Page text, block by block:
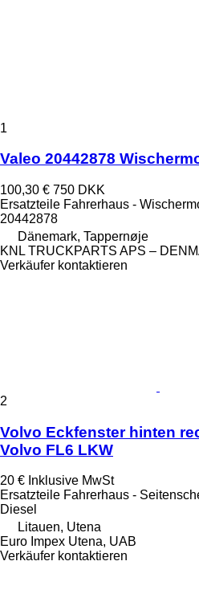
1
Valeo 20442878
100,30 € 750 DKK
Ersatzteile Fahrerhaus -
20442878
Dänemark, Tappernøje
KNL TRUCKPARTS APS –
Verkäufer kontaktieren
2
Volvo Eckfenster hinten
Volvo FL6 LKW
20 € Inklusive MwSt
Ersatzteile Fahrerhaus -
Diesel
Litauen, Utena
Euro Impex Utena, UAB
Verkäufer kontaktieren